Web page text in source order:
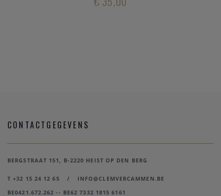
CONTACTGEGEVENS
BERGSTRAAT 151, B-2220 HEIST OP DEN BERG
T +32 15 24 12 65 /
INFO@CLEMVERCAMMEN.BE
BE0421.672.262 -- BE62 7332 1815 6161